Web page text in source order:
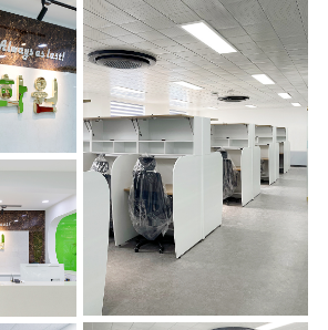
9층 독서실